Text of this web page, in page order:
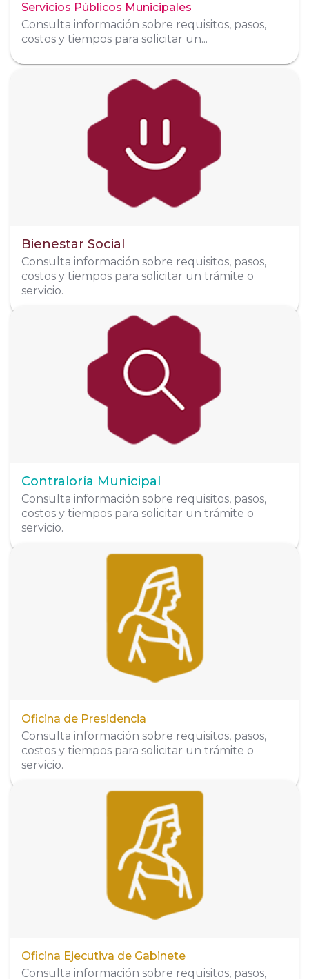
Servicios Públicos Municipales
Consulta información sobre requisitos, pasos,
costos y tiempos para solicitar un...
Organigrama
Bienestar Social
Consulta información sobre requisitos, pasos,
costos y tiempos para solicitar un trámite o
servicio.
Organigrama
Contraloría Municipal
Consulta información sobre requisitos, pasos,
costos y tiempos para solicitar un trámite o
servicio.
Sitio Web
contraloria.tepic.gob.mx
Organigrama
Oficina de Presidencia
Consulta información sobre requisitos, pasos,
costos y tiempos para solicitar un trámite o
servicio.
Puebla No. 218 Norte, Colonia Centro, C.P.
63000, Tepic, Nayarit, México
Organigrama
Oficina Ejecutiva de Gabinete
Consulta información sobre requisitos, pasos,
Puebla No. 218 Norte, Colonia Centro, C.P.
63000, Tepic, Nayarit, México
Organigrama